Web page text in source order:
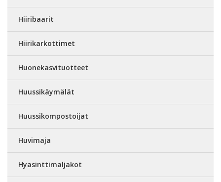
Hiiribaarit
Hiirikarkottimet
Huonekasvituotteet
Huussikäymälät
Huussikompostoijat
Huvimaja
Hyasinttimaljakot